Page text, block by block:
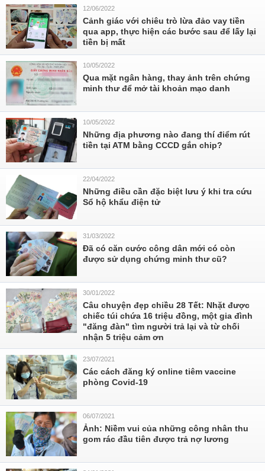
12/06/2022
Cảnh giác với chiêu trò lừa đảo vay tiền
qua app, thực hiện các bước sau để lấy lại
tiền bị mất
10/05/2022
Qua mặt ngân hàng, thay ảnh trên chứng
minh thư để mở tài khoản mạo danh
10/05/2022
Những địa phương nào đang thí điểm rút
tiền tại ATM bằng CCCD gắn chip?
22/04/2022
Những điều cần đặc biệt lưu ý khi tra cứu
Sổ hộ khẩu điện tử
31/03/2022
Đã có căn cước công dân mới có còn
được sử dụng chứng minh thư cũ?
30/01/2022
Câu chuyện đẹp chiều 28 Tết: Nhặt được
chiếc túi chứa 16 triệu đồng, một gia đình
"đăng đàn" tìm người trả lại và từ chối
nhận 5 triệu cảm ơn
23/07/2021
Các cách đăng ký online tiêm vaccine
phòng Covid-19
06/07/2021
Ảnh: Niềm vui của những công nhân thu
gom rác đầu tiên được trả nợ lương